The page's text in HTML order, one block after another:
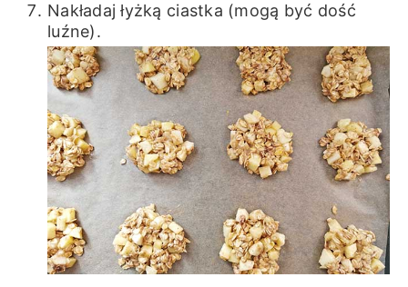
Nakładaj łyżką ciastka (mogą być dość
luźne).